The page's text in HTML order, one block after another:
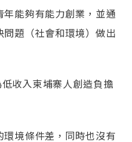
能夠有能力創業，並通
題（社會和環境）做出
收入柬埔寨人創造負擔
境條件差，同時也沒有